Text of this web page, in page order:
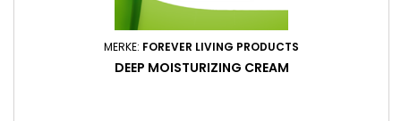
MERKE: FOREVER LIVING PRODUCTS
DEEP MOISTURIZING CREAM